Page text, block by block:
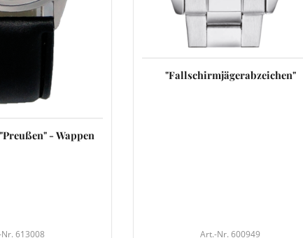
- Wappen
613008
"Fallschirmjägerabzeichen"
Art.-Nr. 600949